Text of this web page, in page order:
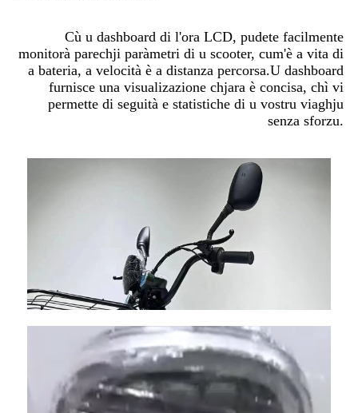
Cù u dashboard di l'ora LCD, pudete facilmente
monitorà parechji paràmetri di u scooter, cum'è a vita di
a bateria, a velocità è a distanza percorsa.U dashboard
furnisce una visualizazione chjara è concisa, chì vi
permette di seguità e statistiche di u vostru viaghju
senza sforzu.